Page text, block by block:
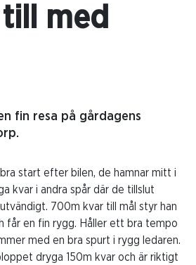
med
fin resa på gårdagens
start efter bilen, de hamnar mitt i
kvar i andra spår där de tillslut
700m kvar till mål styr han
får en fin rygg. Håller ett bra tempo
med en bra spurt i rygg ledaren.
dryga 150m kvar och är riktigt